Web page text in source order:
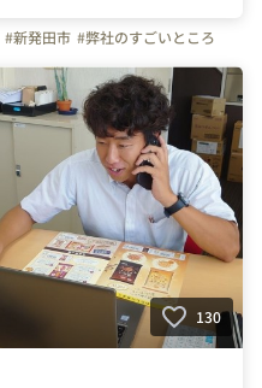
#新発田市 #弊社のすごいところ
130